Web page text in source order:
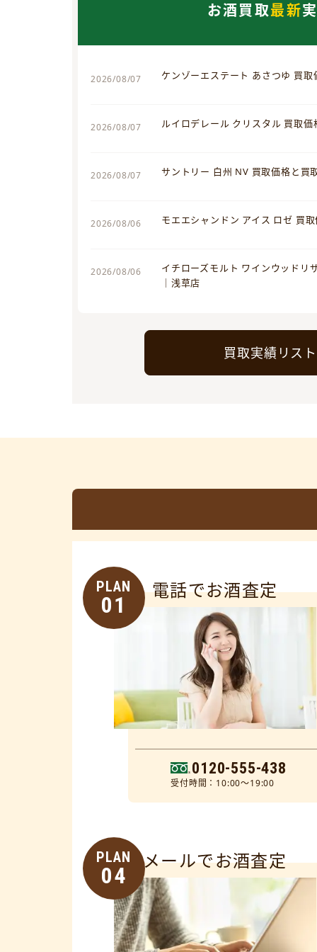
お酒買取最新
2026/08/07 ケンゾーエステート あさつゆ 買
2026/08/07 ルイロデレール クリスタル 買取
2026/08/07 サントリー 白州 NV 買取価格と買
2026/08/06 モエエシャンドン アイス ロゼ 買
2026/08/06
イチローズモルト ワインウッドリ
｜浅草店
買取実績リスト
PLAN
01
電話でお酒査定
0120-555-438
受付時間：10:00～19:00
PLAN
04
メールでお酒査定